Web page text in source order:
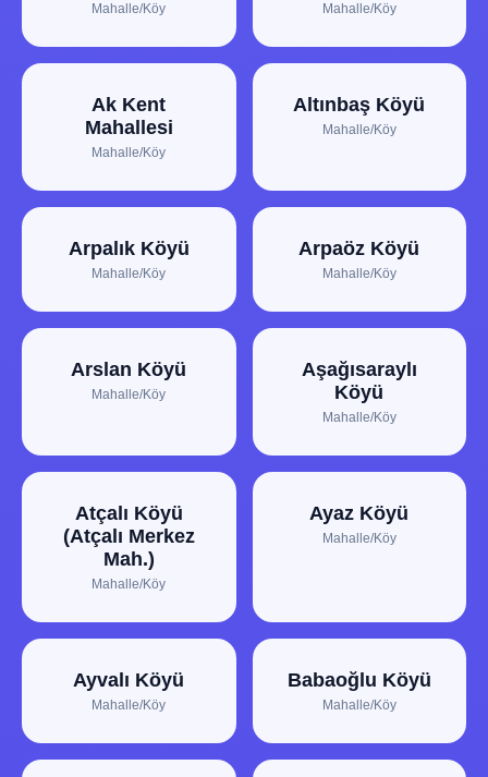
Mahalle/Köy Mahalle/Köy
Ak Kent
Mahallesi
Mahalle/Köy
Altınbaş Köyü
Mahalle/Köy
Arpalık Köyü
Mahalle/Köy
Arpaöz Köyü
Mahalle/Köy
Arslan Köyü
Mahalle/Köy
Aşağısaraylı
Köyü
Mahalle/Köy
Atçalı Köyü
(Atçalı Merkez
Mah.)
Mahalle/Köy
Ayaz Köyü
Mahalle/Köy
Ayvalı Köyü
Mahalle/Köy
Babaoğlu Köyü
Mahalle/Köy